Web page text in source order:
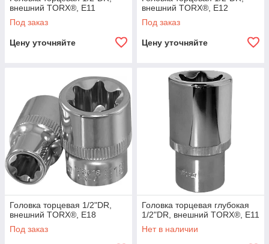
внешний TORX®, E11
Под заказ
Цену уточняйте
внешний TORX®, E12
Под заказ
Цену уточняйте
Головка торцевая 1/2"DR,
внешний TORX®, E18
Под заказ
Головка торцевая глубокая
1/2"DR, внешний TORX®, E11
Нет в наличии